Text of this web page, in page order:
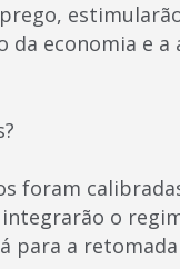
economia e a
foram
o
a retomada